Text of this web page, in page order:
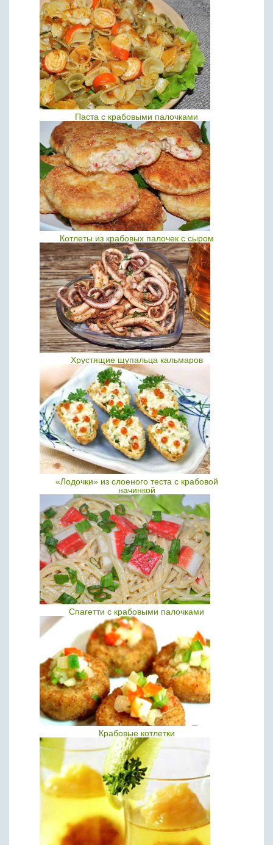
Паста с крабовыми палочками
Котлеты из крабовых палочек с сыром
Хрустящие щупальца кальмаров
«Лодочки» из слоеного теста с крабовой
начинкой
Спагетти с крабовыми палочками
Крабовые котлетки